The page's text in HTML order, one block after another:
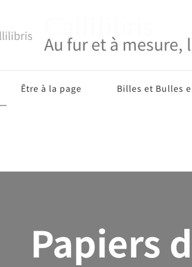
Au fur et à mesure,
Être à la page Billes et Bulles
Papiers